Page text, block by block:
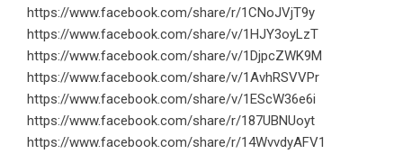
https://www.facebook.com/share/r/1CNoJVjT9y
https://www.facebook.com/share/v/1HJY3oyLzT
https://www.facebook.com/share/v/1DjpcZWK9M
https://www.facebook.com/share/v/1AvhRSVVPr
https://www.facebook.com/share/v/1EScW36e6i
https://www.facebook.com/share/r/187UBNUoyt
https://www.facebook.com/share/r/14WvvdyAFV1